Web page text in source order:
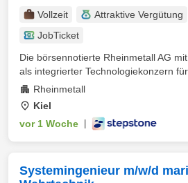
Vollzeit Attraktive Vergütung
JobTicket
Die börsennotierte Rheinmetall AG
als integrierter Technologiekonzern für
Rheinmetall
Kiel
vor 1 Woche
Systemingenieur m/w/d